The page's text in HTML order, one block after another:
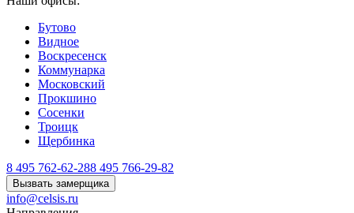
Бутово
Видное
Воскресенск
Коммунарка
Московский
Прокшино
Сосенки
Троицк
Щербинка
8 495 762-62-288 495 766-29-82
Вызвать замерщика
info@celsis.ru